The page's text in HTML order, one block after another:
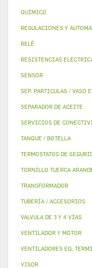
QUÍMICO
REGULACIONES Y
RELÉ
RESISTENCIAS
SENSOR
SEP. PARTICULAS / VASO
SEPARADOR DE ACEITE
SERVICIOS DE
TANQUE / BOTELLA
TERMOSTATOS DE
TORNILLO TUERCA
TRANSFORMADOR
TUBERÍA / ACCESORIOS
VALVULA DE 3 Y 4 VÍAS
VENTILADOR Y MOTOR
VENTILADORES EQ.
VISOR